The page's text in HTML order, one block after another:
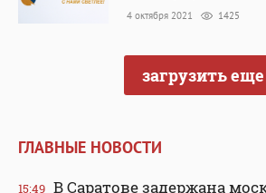
4 октября 2021 1425
загрузить еще
ГЛАВНЫЕ НОВОСТИ
15:49 В Саратове задержана